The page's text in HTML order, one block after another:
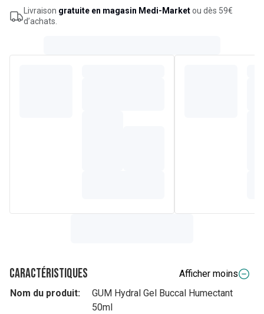
PVP, acide hyaluronique, propanediol, bétaïne et taurine. À
appliquer sur les gencives, la langue et l’intérieur des joues,
Livraison gratuite en magasin Medi-Marketou dès 59€
d’achats.
Caractéristiques
Afficher moins
Nom du produit:
GUM Hydral Gel Buccal Humectant
50ml